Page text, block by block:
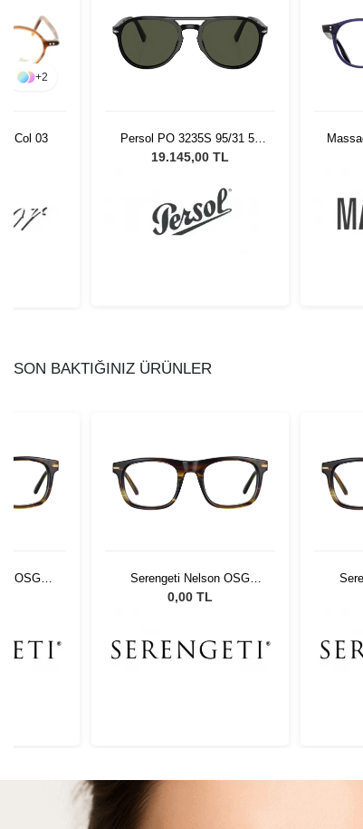
+2
Col 03
Persol PO 3235S 95/31 55
Unisex Güneş Gözlüğü
19.145,00 TL
SON BAKTIĞINIZ ÜRÜNLER
OSG
Serengeti Nelson OSG
591002
0,00 TL